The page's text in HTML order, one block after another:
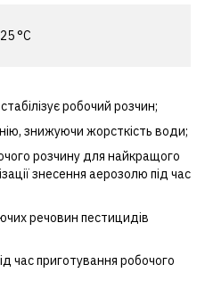
°С
робочий розчин;
знижуючи жорсткість води;
розчину для найкращого
знесення аерозолю під час
речовин пестицидів
час приготування робочого